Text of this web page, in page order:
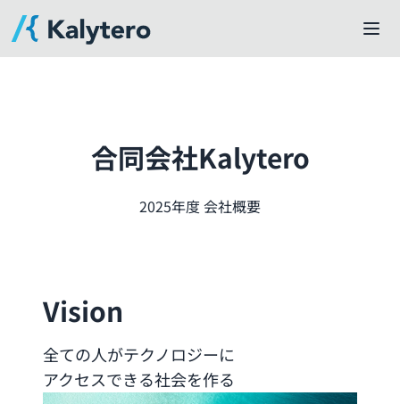
合同会社Kalytero
2025年度 会社概要
Vision
全ての人がテクノロジーに
アクセスできる社会を作る